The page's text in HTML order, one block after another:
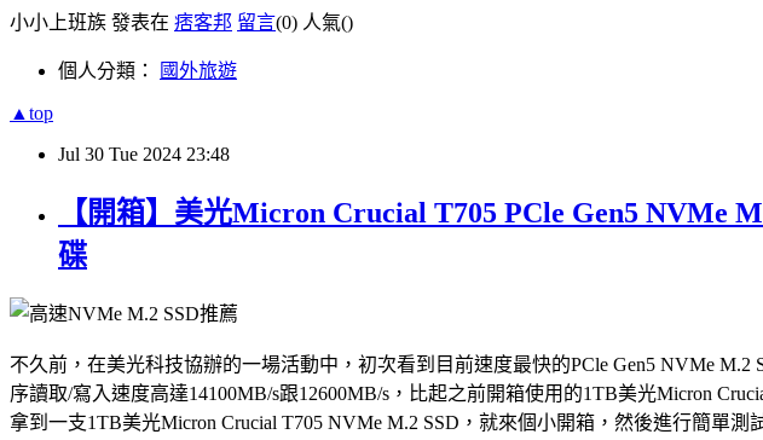
小小上班族 發表在 痞客邦 留言(0) 人氣()
個人分類： 國外旅遊
▲top
Jul 30 Tue 2024 23:48
【開箱】美光Micron Crucial T705 PCle Gen5 NVMe
碟
不久前，在美光科技協辦的一場活動中，初次看到目前速度最快的PCle Gen5 NVMe
序讀取/寫入速度高達14100MB/s跟12600MB/s，比起之前開箱使用的1TB美光Micron
拿到一支1TB美光Micron Crucial T705 NVMe M.2 SSD，就來個小開箱，然後進行簡單測